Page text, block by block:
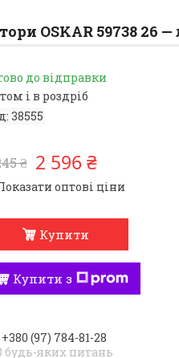
OSKAR 59738 26
до відправки
і в роздріб
38555
₴ 2 596 ₴
оптові ціни
Купити
Купити з
+380 (97) 784-81-28
будь-яких питань